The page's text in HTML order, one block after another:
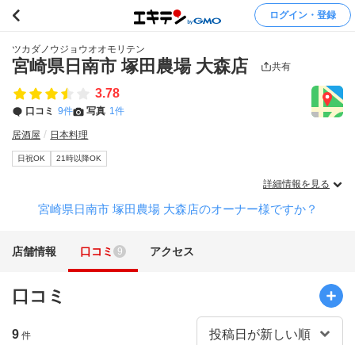
ログイン・登録
ツカダノウジョウオオモリテン
宮崎県日南市 塚田農場 大森店 共有
3.78
口コミ 9件 写真 1件
居酒屋 日本料理
日祝OK 21時以降OK
詳細情報を見る
宮崎県日南市 塚田農場 大森店のオーナー様ですか？
店舗情報 口コミ 9 アクセス
口コミ
9 件